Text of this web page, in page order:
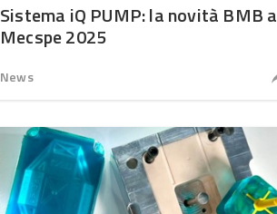
Sistema iQ PUMP: la novità BMB a
Mecspe 2025
News